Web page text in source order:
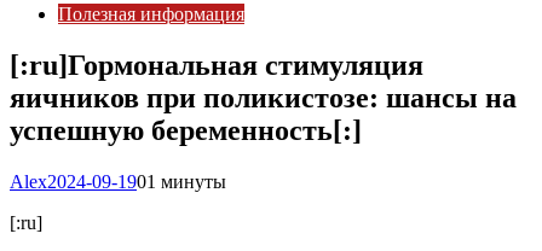
Полезная информация
[:ru]Гормональная стимуляция
яичников при поликистозе: шансы на
успешную беременность[:]
Alex2024-09-1901 минуты
[:ru]